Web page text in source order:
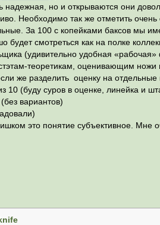
но и открываются они
Необходимо так же отметить
За 100 с копейками баксов мы
будет смотреться как на полке
(удивительно удобная
теоретикам, оценивающим
же разделить оценку на отдельные
10 (буду суров в оценке, линейка и
вариантов)
это понятие субъективное. Мне